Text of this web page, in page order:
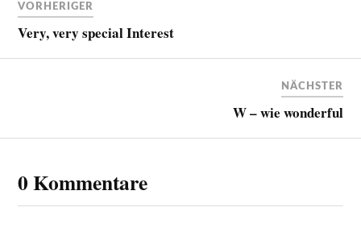
VORHERIGER
Very, very special Interest
NÄCHSTER
W – wie wonderful
0 Kommentare